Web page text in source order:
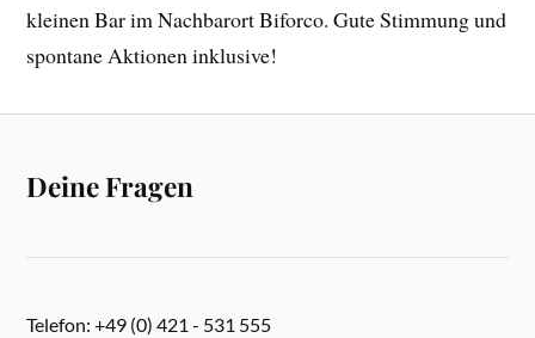
kleinen Bar im Nachbarort Biforco. Gute Stimmung und
spontane Aktionen inklusive!
Deine Fragen
Telefon: +49 (0) 421 - 531 555